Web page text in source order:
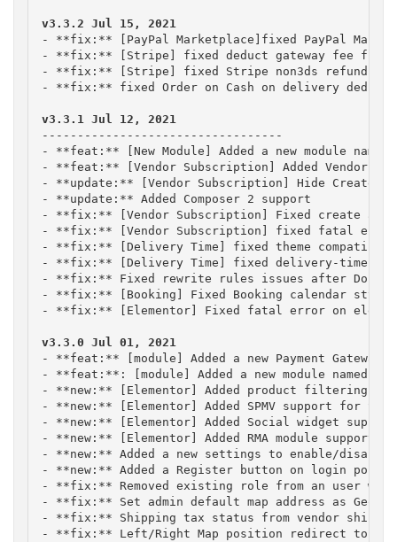
- **fix:** [PayPal Marketplace]fixed PayPal
- **fix:** [Stripe] fixed deduct gateway fee from
- **fix:** [Stripe] fixed Stripe non3ds refund is
- **fix:** fixed Order on Cash on delivery
----------------------------------
- **feat:** [New Module] Added a new module
- **feat:** [Vendor Subscription] Added Vendor
- **update:** [Vendor Subscription] Hide Create
- **update:** Added Composer 2 support
- **fix:** [Vendor Subscription] Fixed create and
- **fix:** [Vendor Subscription] fixed fatal error
- **fix:** [Delivery Time] fixed theme
- **fix:** [Delivery Time] fixed delivery-time,
- **fix:** Fixed rewrite rules issues after Dokan
- **fix:** [Booking] Fixed Booking calendar
- **fix:** [Elementor] Fixed fatal error on
- **feat:** [module] Added a new Payment Gateway
- **feat:**: [module] Added a new module named
- **new:** [Elementor] Added product filtering
- **new:** [Elementor] Added SPMV support for
- **new:** [Elementor] Added Social widget
- **new:** [Elementor] Added RMA module support
- **new:** Added a new settings to enable/
- **new:** Added a Register button on login popup
- **fix:** Removed existing role from an user while
- **fix:** Set admin default map address as
- **fix:** Shipping tax status from vendor
- **fix:** Left/Right Map position redirect to the